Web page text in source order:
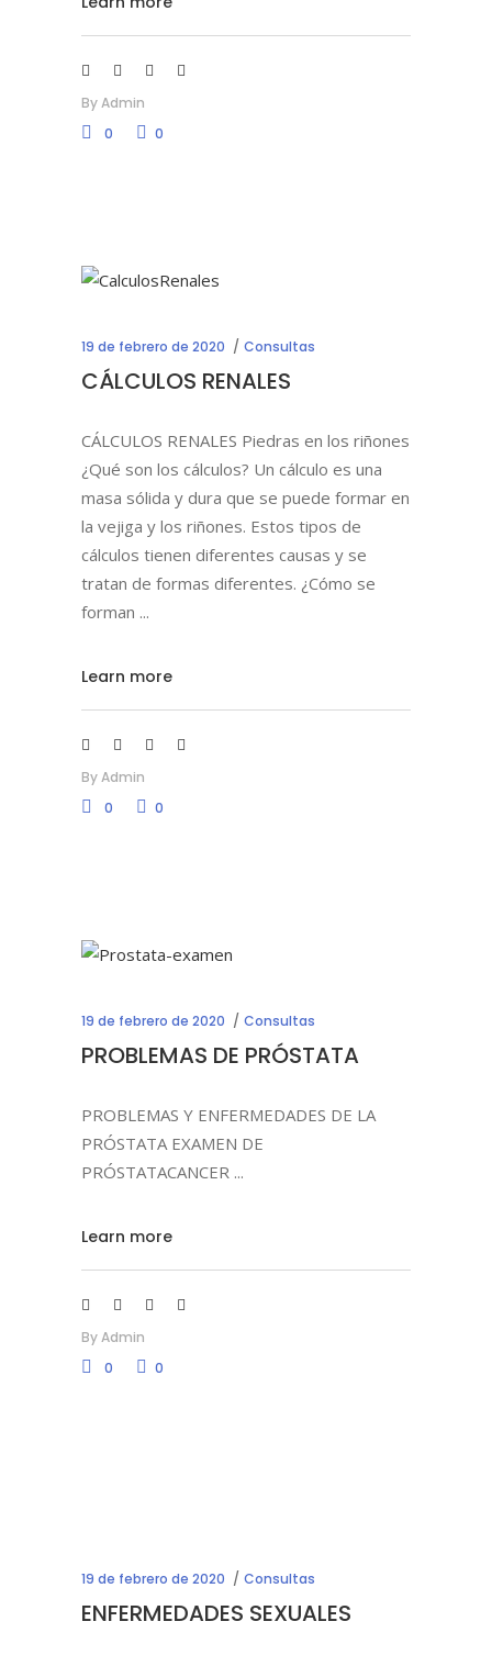
ByAdmin
0
0
19 de febrero de 2020 Consultas
CÁLCULOS RENALES
CÁLCULOS RENALES Piedras en los riñones
¿Qué son los cálculos? Un cálculo es una
masa sólida y dura que se puede formar en
la vejiga y los riñones. Estos tipos de
cálculos tienen diferentes causas y se
tratan de formas diferentes. ¿Cómo se
forman
Learn more
ByAdmin
0
0
19 de febrero de 2020 Consultas
PROBLEMAS DE PRÓSTATA
PROBLEMAS Y ENFERMEDADES DE LA
PRÓSTATA EXAMEN DE
PRÓSTATACANCER
Learn more
ByAdmin
0
0
19 de febrero de 2020 Consultas
ENFERMEDADES SEXUALES